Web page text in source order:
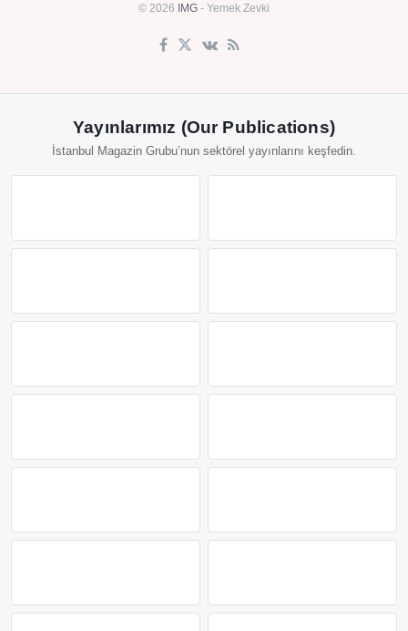
© 2026 IMG - Yemek Zevki
Yayınlarımız (Our Publications)
İstanbul Magazin Grubu’nun sektörel yayınlarını keşfedin.